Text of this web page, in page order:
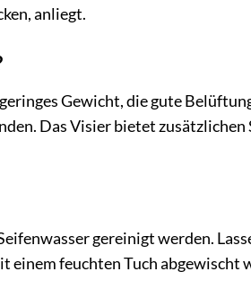
anliegt.
Gewicht, die gute
Das Visier bietet zusätzlichen
gereinigt werden.
einem feuchten Tuch abgewischt